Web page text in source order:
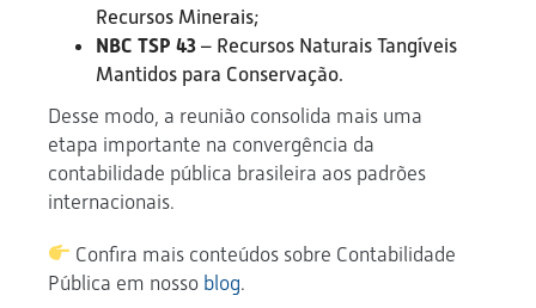
Recursos Minerais;
NBC TSP 43 – Recursos Naturais Tangíveis
Mantidos para Conservação.
Desse modo, a reunião consolida mais uma
etapa importante na convergência da
contabilidade pública brasileira aos padrões
internacionais.
Confira mais conteúdos sobre Contabilidade
Pública em nosso blog.